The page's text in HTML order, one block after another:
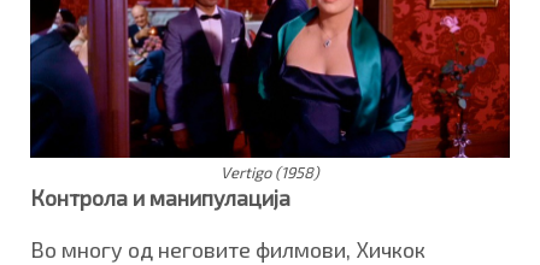
Vertigo (1958)
Контрола и манипулација
Во многу од неговите филмови, Хичкок